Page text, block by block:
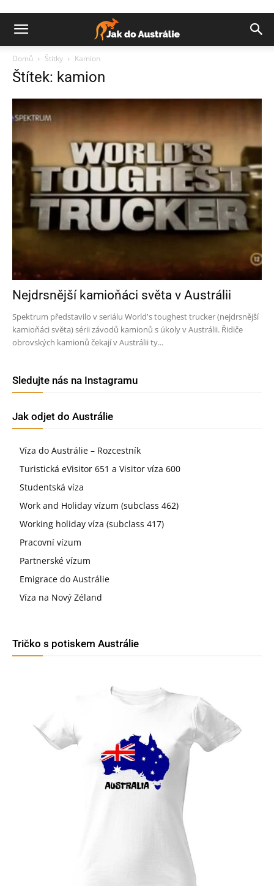
Domů Štítky Kamion
Štítek: kamion
Nejdrsnější kamioňáci světa v Austrálii
Spektrum představilo v seriálu World's toughest trucker (nejdrsnější
kamioňáci světa) sérii závodů kamionů s úkoly v Austrálii. Řidiče
obrovských kamionů čekají v Austrálii ty...
Sledujte nás na Instagramu
Jak odjet do Austrálie
Víza do Austrálie – Rozcestník
Turistická eVisitor 651 a Visitor víza 600
Studentská víza
Work and Holiday vízum (subclass 462)
Working holiday víza (subclass 417)
Pracovní vízum
Partnerské vízum
Emigrace do Austrálie
Víza na Nový Zéland
Tričko s potiskem Austrálie